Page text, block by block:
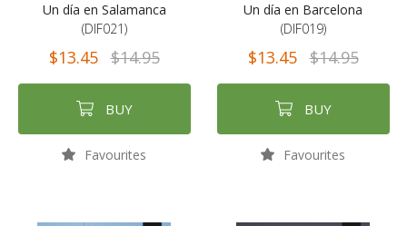
Un día en Salamanca
(DIF021)
$13.45 $14.95
BUY
Favourites
Un día en Barcelona
(DIF019)
$13.45 $14.95
BUY
Favourites